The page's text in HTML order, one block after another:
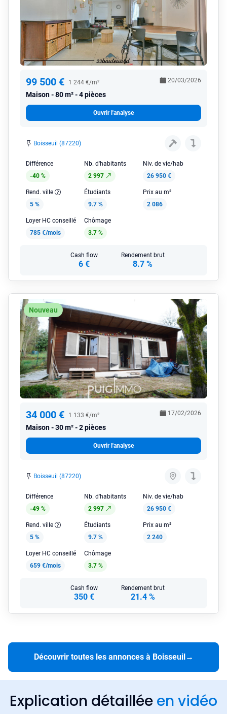
99 500 € 1 244 €/m²
Maison 80 m² - 4 pièces
20/03/2026
Ouvrir l'analyse
Boisseuil (87220)
Différence
-40 %
Nb. d'habitants
2 997
Niv. de vie/hab
26 950 €
Rend. ville
5 %
Étudiants
9.7 %
Prix au m²
2 086
Loyer HC conseillé
785 €/mois
Chômage
3.7 %
Cash flow
6 €
Rendement brut
8.7 %
Nouveau
34 000 € 1 133 €/m²
Maison 30 m² - 2 pièces
17/02/2026
Ouvrir l'analyse
Boisseuil (87220)
Différence
-49 %
Nb. d'habitants
2 997
Niv. de vie/hab
26 950 €
Rend. ville
5 %
Étudiants
9.7 %
Prix au m²
2 240
Loyer HC conseillé
659 €/mois
Chômage
3.7 %
Cash flow
350 €
Rendement brut
21.4 %
Découvrir toutes les annonces à Boisseuil→
Explication détaillée en vidéo